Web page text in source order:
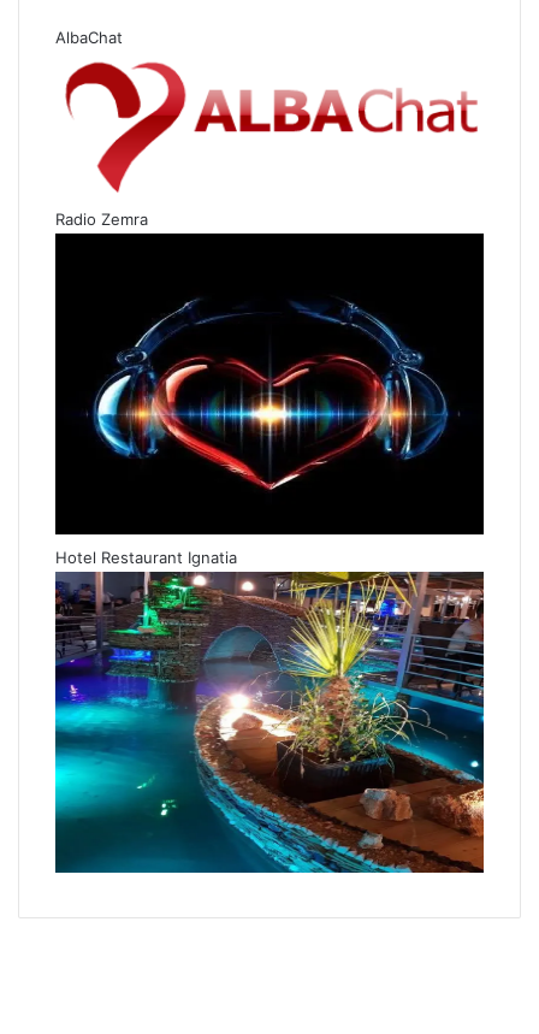
AlbaChat
Radio Zemra
Hotel Restaurant Ignatia